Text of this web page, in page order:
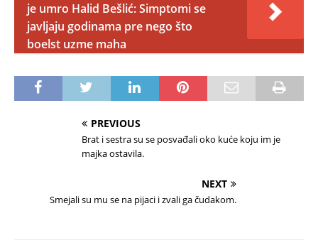
je umro Halid Bešlić: Simptomi se
javljaju godinama pre nego što
boelst uzme maha
PREVIOUS
Brat i sestra su se posvađali oko kuće koju im je
majka ostavila.
NEXT
Smejali su mu se na pijaci i zvali ga čudakom.